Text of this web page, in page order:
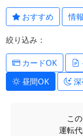
おすすめ 情
絞り込み：
カードOK
昼間OK
こ
運転